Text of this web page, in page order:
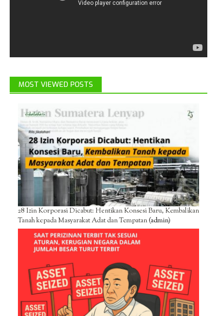
MOST VIEWED POSTS
28 Izin Korporasi Dicabut: Hentikan Konsesi Baru, Kembalikan
Tanah kepada Masyarakat Adat dan Tempatan(admin)